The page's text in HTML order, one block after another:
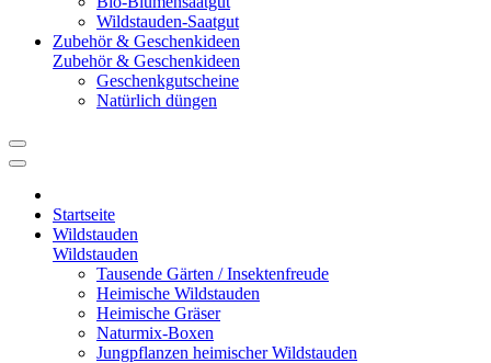
Wildstauden-Saatgut
Zubehör & Geschenkideen
Zubehör & Geschenkideen
Geschenkgutscheine
Natürlich düngen
Startseite
Wildstauden
Wildstauden
Tausende Gärten / Insektenfreude
Heimische Wildstauden
Heimische Gräser
Naturmix-Boxen
Jungpflanzen heimischer Wildstauden